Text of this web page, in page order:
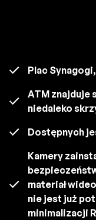
Plac
ATM znajduje
niedaleko
Dostępnych
Kamery
materiał
nie jest już
minimalizacji